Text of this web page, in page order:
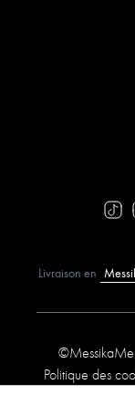
©Messika
Politique des
Livraison en